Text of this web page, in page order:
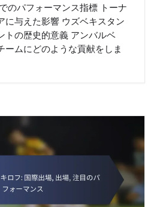
のパフォーマンス指標 トーナ
に与えた影響 ウズベキスタン
トの歴史的意義 アンバルベ
ームにどのような貢献をしま